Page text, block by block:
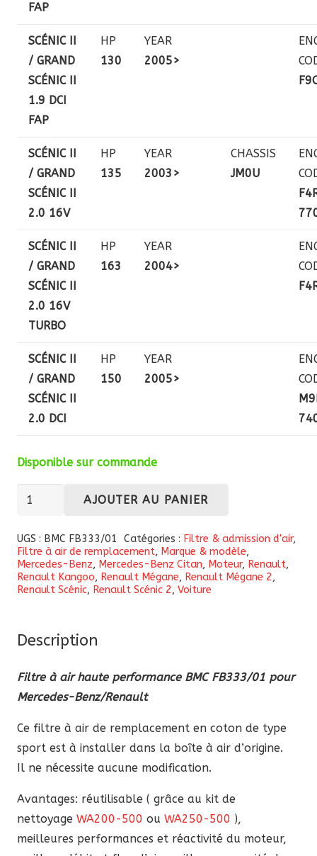
FAP
SCÉNIC II
/ GRAND
SCÉNIC II
1.9 DCI
FAP
HP
130
YEAR
2005>
SCÉNIC II
/ GRAND
SCÉNIC II
2.0 16V
HP
135
YEAR
2003>
CHASSIS
JM0U
SCÉNIC II
/ GRAND
SCÉNIC II
2.0 16V
TURBO
HP
163
YEAR
2004>
SCÉNIC II
/ GRAND
SCÉNIC II
2.0 DCI
HP
150
YEAR
2005>
Disponible sur commande
quantité
Filtre
à
air
haute
BMC
FB333/01
pour
Mercedes-
AJOUTER AU PANIER
UGS : BMC FB333/01 Catégories : Filtre & admission d'air,
Filtre à air de remplacement, Marque & modèle,
Mercedes-Benz, Mercedes-Benz Citan, Moteur, Renault,
Renault Kangoo, Renault Mégane, Renault Mégane 2,
Renault Scénic, Renault Scénic 2, Voiture
Description
Filtre à air haute performance BMC FB333/01 pour
Mercedes-Benz/Renault
Ce filtre à air de remplacement en coton de type
sport est à installer dans la boîte à air d’origine.
Il ne nécessite aucune modification.
Avantages: réutilisable ( grâce au kit de
nettoyage WA200-500 ou WA250-500 ),
meilleures performances et réactivité du moteur,